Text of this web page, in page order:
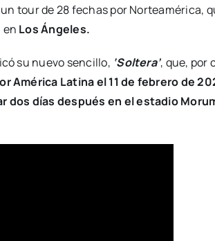
tour de 28 fechas por Norteamérica,
en Los Ángeles.
su nuevo sencillo, ‘Soltera’, que, por
América Latina el 11 de febrero de
dos días después en el estadio